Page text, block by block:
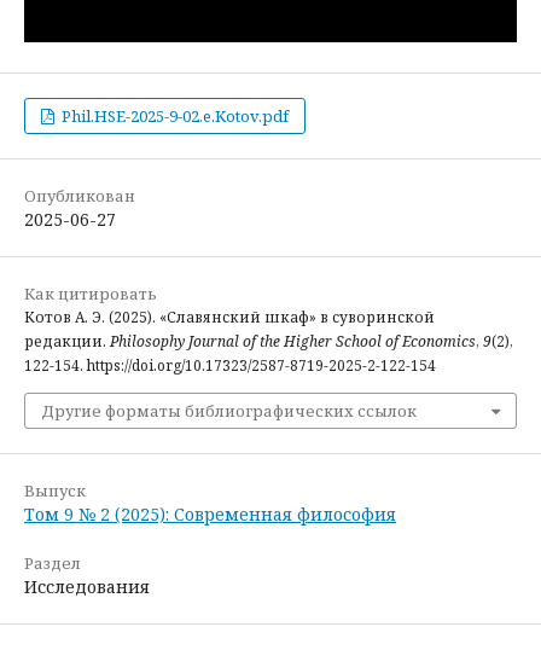
Phil.HSE-2025-9-02.e.Kotov.pdf
Опубликован
2025-06-27
Как цитировать
Котов А. Э. (2025). «Славянский шкаф» в суворинской
редакции.Philosophy Journal of the Higher School of Economics, 9(2),
122-154. https://doi.org/10.17323/2587-8719-2025-2-122-154
Другие форматы библиографических ссылок
Выпуск
Том 9 № 2 (2025): Современная философия
Раздел
Исследования